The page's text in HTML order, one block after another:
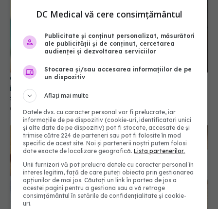
Ce valori ale tensiunii arteriale sunt periculoase
în timpul caniculei. Semnalele pe care nu trebuie
să le ignori
03 iul 2026, 22:06
De ce o ia razna tensiunea dacă ai diabet
DC Medical vă cere consimțământul
Publicitate și conținut personalizat, măsurători
ale publicității și de conținut, cercetarea
audienței și dezvoltarea serviciilor
Stocarea și/sau accesarea informațiilor de pe
un dispozitiv
Aflați mai multe
Datele dvs. cu caracter personal vor fi prelucrate, iar
informațiile de pe dispozitiv (cookie-uri, identificatori unici
și alte date de pe dispozitiv) pot fi stocate, accesate de și
trimise către 224 de parteneri sau pot fi folosite în mod
specific de acest site. Noi și partenerii noștri putem folosi
date exacte de localizare geografică.Lista partenerilor.
Unii furnizori vă pot prelucra datele cu caracter personal în
interes legitim, față de care puteți obiecta prin gestionarea
opțiunilor de mai jos. Căutați un link în partea de jos a
acestei pagini pentru a gestiona sau a vă retrage
consimțământul în setările de confidențialitate și cookie-
uri.